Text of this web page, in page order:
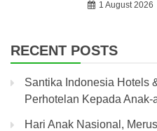
1 August 2026
RECENT POSTS
Santika Indonesia Hotels
Perhotelan Kepada Anak-
Hari Anak Nasional,